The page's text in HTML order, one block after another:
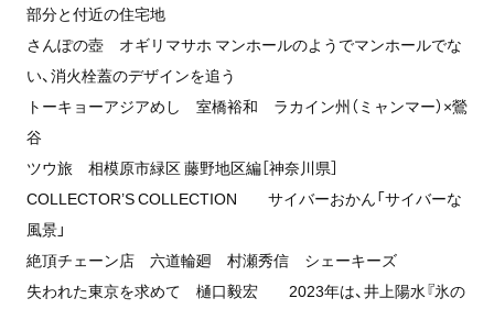
部分と付近の住宅地
さんぽの壺 オギリマサホ マンホールのようでマンホールでな
い、消火栓蓋のデザインを追う
トーキョーアジアめし 室橋裕和 ラカイン州（ミャンマー）×鶯
谷
ツウ旅 相模原市緑区 藤野地区編［神奈川県］
COLLECTOR’S COLLECTION サイバーおかん「サイバーな
風景」
絶頂チェーン店 六道輪廻 村瀬秀信 シェーキーズ
失われた東京を求めて 樋口毅宏 2023年は、井上陽水『氷の